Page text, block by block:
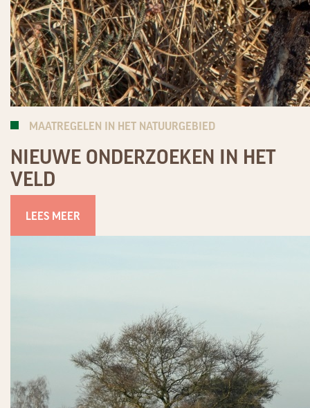
MAATREGELEN IN HET NATUURGEBIED
NIEUWE ONDERZOEKEN IN HET
VELD
LEES MEER